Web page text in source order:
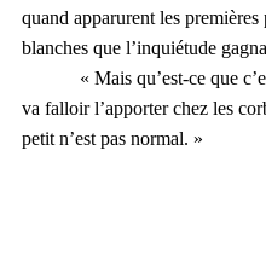
quand apparurent les premières
blanches que l’inquiétude
va falloir l’apporter chez les
petit n’est pas normal. »